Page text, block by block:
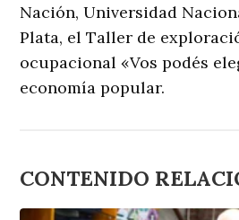
Nación, Universidad
Plata, el Taller de
ocupacional «Vos podés
economía popular.
CONTENIDO